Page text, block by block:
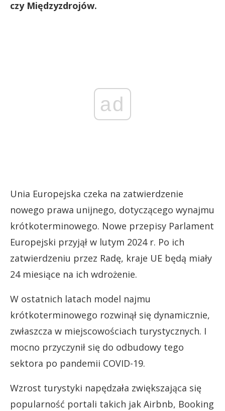
czy Międzyzdrojów.
ad
Unia Europejska czeka na zatwierdzenie
nowego prawa unijnego, dotyczącego wynajmu
krótkoterminowego. Nowe przepisy Parlament
Europejski przyjął w lutym 2024 r. Po ich
zatwierdzeniu przez Radę, kraje UE będą miały
24 miesiące na ich wdrożenie.
W ostatnich latach model najmu
krótkoterminowego rozwinął się dynamicznie,
zwłaszcza w miejscowościach turystycznych. I
mocno przyczynił się do odbudowy tego
sektora po pandemii COVID-19.
Wzrost turystyki napędzała zwiększająca się
popularność portali takich jak Airbnb, Booking